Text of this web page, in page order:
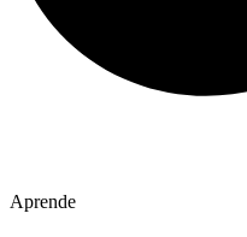
Aprende